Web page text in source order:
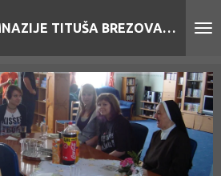
LJETOPIS GIMNAZIJE TITUŠA BREZOVAČKOG